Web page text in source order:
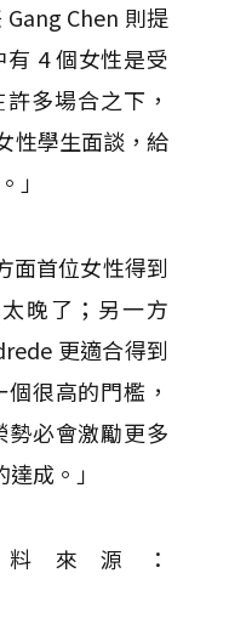
Chen 則提
4 個女性是受
多場合之下，
性學生面談，給
」
面首位女性得到
晚了；另一方
更適合得到
很高的門檻，
必會激勵更多
成。」
來源：